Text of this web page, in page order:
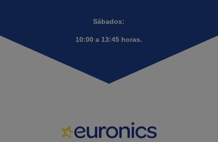
Sábados:
10:00 a 13:45 horas.